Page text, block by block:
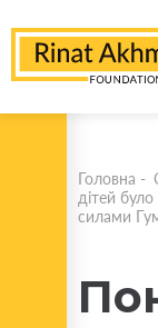
Головна -
дітей
силами